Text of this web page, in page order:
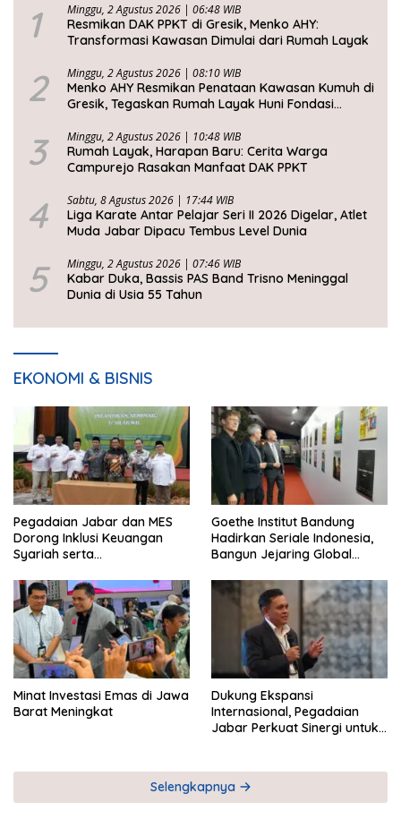
1 Minggu, 2 Agustus 2026 | 06:48 WIB
Resmikan DAK PPKT di Gresik, Menko AHY:
Transformasi Kawasan Dimulai dari Rumah Layak
2 Minggu, 2 Agustus 2026 | 08:10 WIB
Menko AHY Resmikan Penataan Kawasan Kumuh di
Gresik, Tegaskan Rumah Layak Huni Fondasi
3 Minggu, 2 Agustus 2026 | 10:48 WIB
Rumah Layak, Harapan Baru: Cerita Warga
Campurejo Rasakan Manfaat DAK PPKT
4 Sabtu, 8 Agustus 2026 | 17:44 WIB
Liga Karate Antar Pelajar Seri II 2026 Digelar, Atlet
Muda Jabar Dipacu Tembus Level Dunia
5 Minggu, 2 Agustus 2026 | 07:46 WIB
Kabar Duka, Bassis PAS Band Trisno Meninggal
Dunia di Usia 55 Tahun
EKONOMI & BISNIS
Pegadaian Jabar dan MES
Dorong Inklusi Keuangan
Syariah serta
Goethe Institut Bandung
Hadirkan Seriale Indonesia,
Bangun Jejaring Global
Minat Investasi Emas di Jawa
Barat Meningkat
Dukung Ekspansi
Internasional, Pegadaian
Jabar Perkuat Sinergi untuk
Selengkapnya